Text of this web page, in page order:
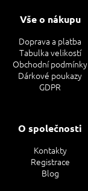
Vše o nákupu
Doprava a platba
Tabulka velikostí
Obchodní podmínky
Dárkové poukazy
GDPR
O společnosti
Kontakty
Registrace
Blog